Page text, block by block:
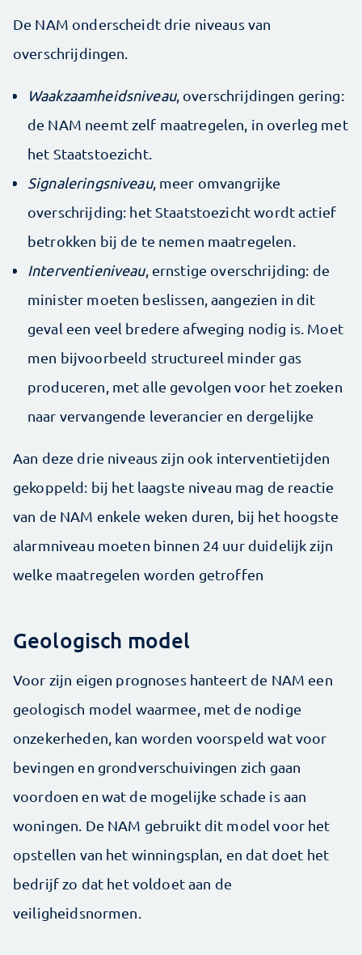
De NAM onderscheidt drie niveaus van
overschrijdingen.
Waakzaamheidsniveau, overschrijdingen gering:
de NAM neemt zelf maatregelen, in overleg met
het Staatstoezicht.
Signaleringsniveau, meer omvangrijke
overschrijding: het Staatstoezicht wordt actief
betrokken bij de te nemen maatregelen.
Interventieniveau, ernstige overschrijding: de
minister moeten beslissen, aangezien in dit
geval een veel bredere afweging nodig is. Moet
men bijvoorbeeld structureel minder gas
produceren, met alle gevolgen voor het zoeken
naar vervangende leverancier en dergelijke
Aan deze drie niveaus zijn ook interventietijden
gekoppeld: bij het laagste niveau mag de reactie
van de NAM enkele weken duren, bij het hoogste
alarmniveau moeten binnen 24 uur duidelijk zijn
welke maatregelen worden getroffen
Geologisch model
Voor zijn eigen prognoses hanteert de NAM een
geologisch model waarmee, met de nodige
onzekerheden, kan worden voorspeld wat voor
bevingen en grondverschuivingen zich gaan
voordoen en wat de mogelijke schade is aan
woningen. De NAM gebruikt dit model voor het
opstellen van het winningsplan, en dat doet het
bedrijf zo dat het voldoet aan de
veiligheidsnormen.